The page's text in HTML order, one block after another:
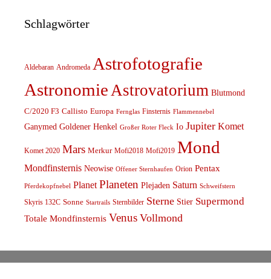
Schlagwörter
Aldebaran Andromeda Astrofotografie
AstronomieAstrovatorium Blutmond
C/2020 F3 Callisto Europa Fernglas Finsternis Flammennebel
Ganymed Goldener Henkel Großer Roter Fleck Io Jupiter Komet
Komet 2020 Mars Merkur Mofi2018 Mofi2019 Mond
Mondfinsternis Neowise Offener Sternhaufen Orion Pentax
Pferdekopfnebel Planet Planeten Plejaden Saturn Schweifstern
Skyris 132C Sonne Startrails Sternbilder Sterne Stier Supermond
Totale Mondfinsternis Venus Vollmond